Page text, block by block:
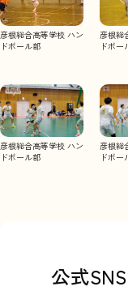
彦根総合高等学校 ハン
ドボール部
彦根総
ドボー
彦根総合高等学校 ハン
ドボール部
彦根総
ドボー
公式SNS